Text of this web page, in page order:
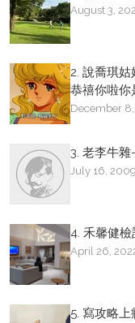
August 3,
2. 說喬琪
恭禧你啦你
December
3. 老李牛
July 16, 2009
4. 禾馨健檢
April 26,
5. 寫攻略